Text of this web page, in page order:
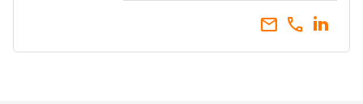
call
email